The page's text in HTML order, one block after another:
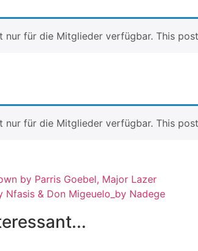
nur für die Mitglieder verfügbar. This
nur für die Mitglieder verfügbar. This
by Parris Goebel, Major Lazer
Nfasis & Don Migeuelo_by Nadege